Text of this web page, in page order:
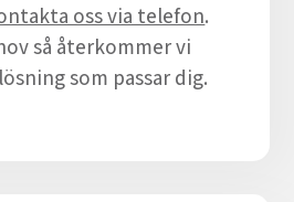
oss via telefon.
så återkommer vi
som passar dig.